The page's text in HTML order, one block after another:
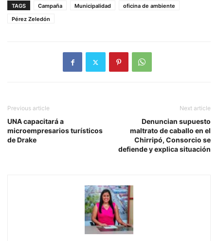
TAGS Campaña Municipalidad
oficina de ambiente
Pérez Zeledón
Previous article
UNA capacitará a
microempresarios turísticos
de Drake
Next article
Denuncian supuesto
maltrato de caballo en el
Chirripó, Consorcio se
defiende y explica situación